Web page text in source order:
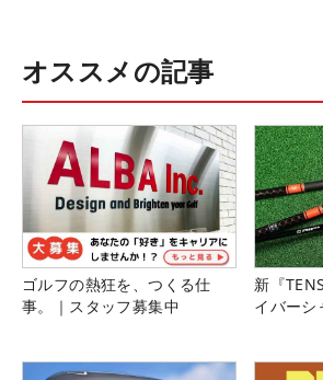
オススメの記事
ゴルフの熱狂を、つくる仕
事。｜スタッフ募集中
新『
イバーシ